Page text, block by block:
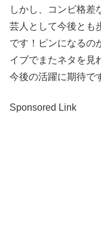
しかし、コンビ格差
芸人として今後とも
です！ピンになるの
イブでまたネタを見
今後の活躍に期待で
Sponsored Link